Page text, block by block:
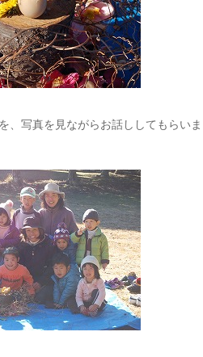
写真を見ながらお話ししてもらい